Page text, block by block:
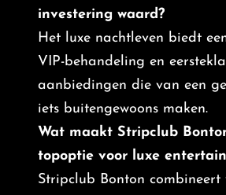
investering waard?
Het luxe nachtleven biedt
VIP-behandeling en
aanbiedingen die van een
iets buitengewoons maken.
Wat maakt Stripclub
topoptie voor luxe
Stripclub Bonton combineert